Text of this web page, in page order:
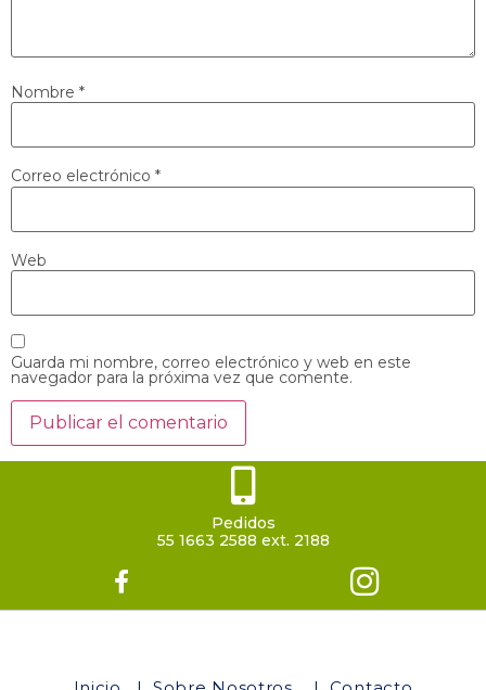
Nombre *
Correo electrónico *
Web
Guarda mi nombre, correo electrónico y web en este
navegador para la próxima vez que comente.
Pedidos
55 1663 2588 ext. 2188